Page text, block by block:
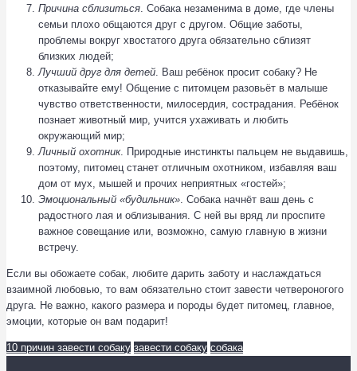
Причина сблизиться. Собака незаменима в доме, где члены
семьи плохо общаются друг с другом. Общие заботы,
проблемы вокруг хвостатого друга обязательно сблизят
близких людей;
Лучший друг для детей. Ваш ребёнок просит собаку? Не
отказывайте ему! Общение с питомцем разовьёт в малыше
чувство ответственности, милосердия, сострадания. Ребёнок
познает животный мир, учится ухаживать и любить
окружающий мир;
Личный охотник. Природные инстинкты пальцем не выдавишь,
поэтому, питомец станет отличным охотником, избавляя ваш
дом от мух, мышей и прочих неприятных «гостей»;
Эмоциональный «будильник». Собака начнёт ваш день с
радостного лая и облизывания. С ней вы вряд ли проспите
важное совещание или, возможно, самую главную в жизни
встречу.
Если вы обожаете собак, любите дарить заботу и наслаждаться
взаимной любовью, то вам обязательно стоит завести четвероногого
друга. Не важно, какого размера и породы будет питомец, главное,
эмоции, которые он вам подарит!
10 причин завести собаку завести собаку собака